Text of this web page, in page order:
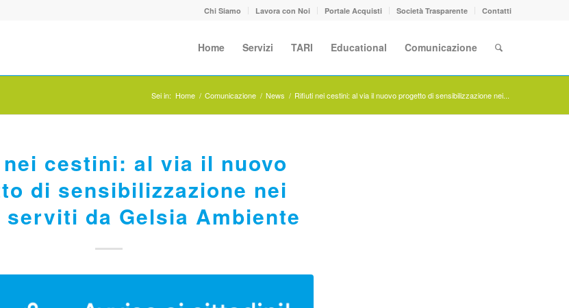
Chi Siamo Lavora con Noi Portale Acquisti Società Trasparente Contatti
Home Servizi TARI Educational Comunicazione
Sei in: Home / Comunicazione / News / Rifiuti nei cestini: al via il nuovo progetto di sensibilizzazione nei...
cestini: al via il nuovo
di sensibilizzazione nei
serviti da Gelsia Ambiente